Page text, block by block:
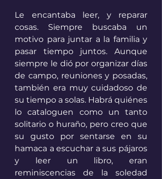
Le encantaba leer, y reparar
cosas. Siempre buscaba un
motivo para juntar a la familia y
pasar tiempo juntos. Aunque
siempre le dió por organizar días
de campo, reuniones y posadas,
también era muy cuidadoso de
su tiempo a solas. Habrá quiénes
lo cataloguen como un tanto
solitario o huraño, pero creo que
su gusto por sentarse en su
hamaca a escuchar a sus pájaros
y leer un libro, eran
reminiscencias de la soledad